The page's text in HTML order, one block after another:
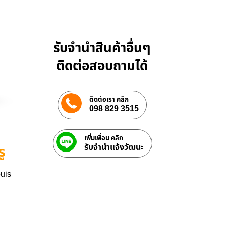
รับจำนำสินค้าอื่นๆ
ติดต่อสอบถามได้
ติดต่อเรา คลิก
098 829 3515
เพิ่มเพื่อน คลิก
รับจํานําแจ้งวัฒนะ